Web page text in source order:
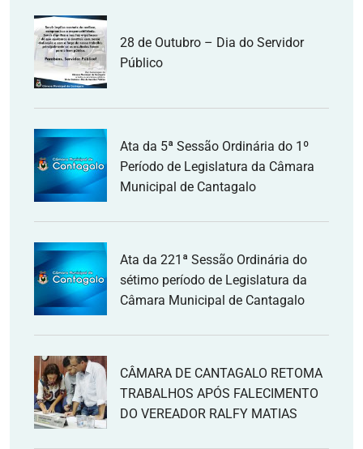
28 de Outubro – Dia do Servidor
Público
Ata da 5ª Sessão Ordinária do 1º
Período de Legislatura da Câmara
Municipal de Cantagalo
Ata da 221ª Sessão Ordinária do
sétimo período de Legislatura da
Câmara Municipal de Cantagalo
CÂMARA DE CANTAGALO RETOMA
TRABALHOS APÓS FALECIMENTO
DO VEREADOR RALFY MATIAS